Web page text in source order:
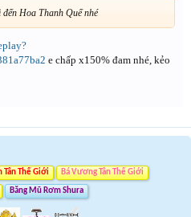
Hoa Thanh Quế nhé
e chấp x150% đam nhé, kẻo
Tân Thế Giới Bá Vương Tân Thế Giới
Băng Mũ Rơm Shura